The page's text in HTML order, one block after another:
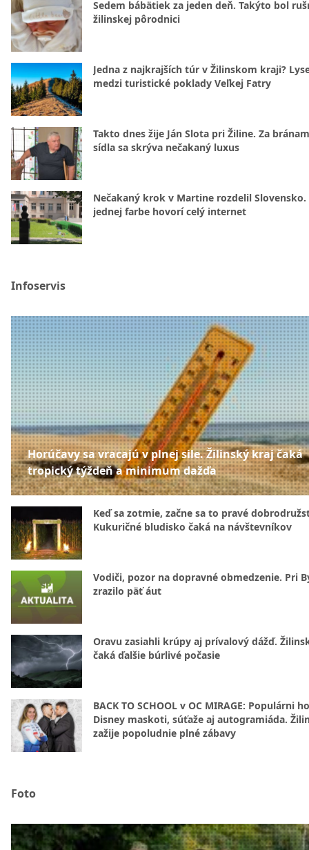
Sedem bábätiek za jeden deň. Takýto bol
žilinskej pôrodnici
Jedna z najkrajších túr v Žilinskom kraji?
medzi turistické poklady Veľkej Fatry
Takto dnes žije Ján Slota pri Žiline. Za
sídla sa skrýva nečakaný luxus
Nečakaný krok v Martine rozdelil Slovensko.
jednej farbe hovorí celý internet
Infoservis
Horúčavy sa vracajú v plnej sile. Žilinský kraj čaká
tropický týždeň a minimum dažďa
Keď sa zotmie, začne sa to pravé
Kukuričné bludisko čaká na návštevníkov
Vodiči, pozor na dopravné obmedzenie. Pri
zrazilo päť áut
Oravu zasiahli krúpy aj prívalový dážď.
čaká ďalšie búrlivé počasie
BACK TO SCHOOL v OC MIRAGE: Populárni
Disney maskoti, súťaže aj autogramiáda.
zažije popoludnie plné zábavy
Foto